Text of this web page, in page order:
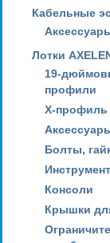
Кабельные
Лотки
19-
профили
X-профиль
Болты,
Инструмент
Консоли
Крышки